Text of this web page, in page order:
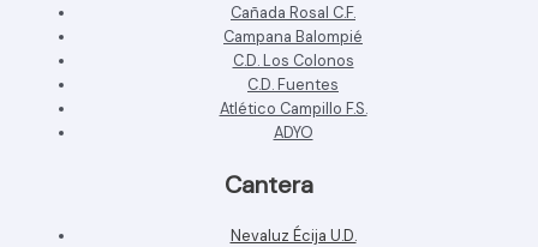
Cañada Rosal C.F.
Campana Balompié
C.D. Los Colonos
C.D. Fuentes
Atlético Campillo F.S.
ADYO
Cantera
Nevaluz Écija U.D.